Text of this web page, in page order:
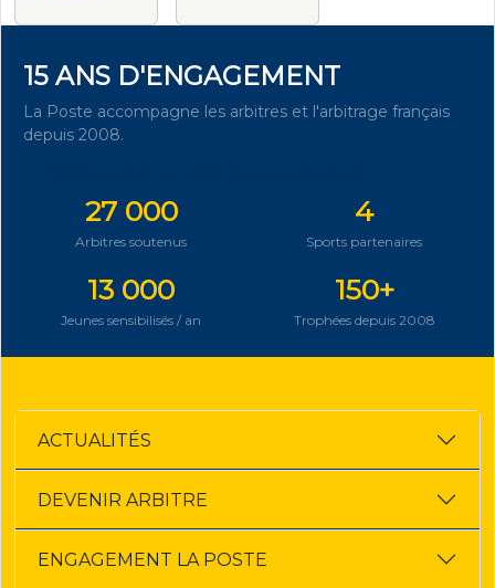
15 ANS D'ENGAGEMENT
La Poste accompagne les arbitres et l'arbitrage français
depuis 2008.
27 000
Arbitres soutenus
4
Sports partenaires
13 000
Jeunes sensibilisés / an
150+
Trophées depuis 2008
ACTUALITÉS
DEVENIR ARBITRE
ENGAGEMENT LA POSTE